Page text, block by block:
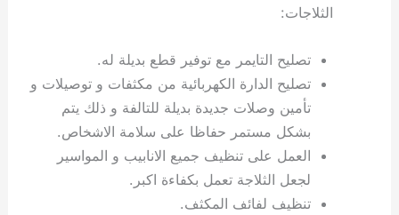
الثلاجات:
تصليح التايمر مع توفير قطع بديلة له.
تصليح الدارة الكهربائية من مكثفات و توصيلات و
تأمين وصلات جديدة بديلة للتالفة و ذلك يتم
بشكل مستمر حفاظا على سلامة الاشخاص.
العمل على تنظيف جميع الانابيب و المواسير
لجعل الثلاجة تعمل بكفاءة اكبر.
تنظيف لفائف المكثف.